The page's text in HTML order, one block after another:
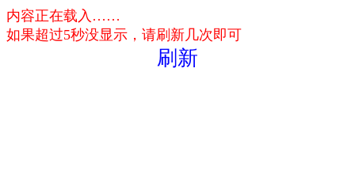
内容正在载入……
如果超过5秒没显示，请刷新几次即可
刷新